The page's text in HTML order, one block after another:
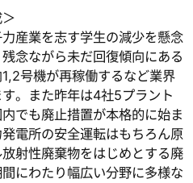
産業を志す学生の減少を懸念
念ながら未だ回復傾向にある
号機が再稼働するなど業界
。また昨年は4社5プラント
でも廃止措置が本格的に始ま
電所の安全運転はもちろん原
射性廃棄物をはじめとする廃
にわたり幅広い分野に多様な